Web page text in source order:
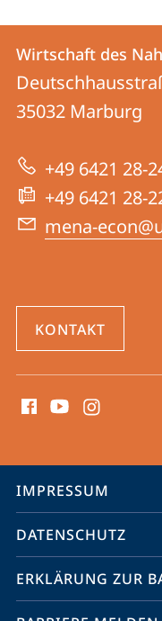
Kontakt
und
Informationen
zur
Website
Wirtschaft
des
Nahen
und
Mittleren
Ostens
Wirtschaft des
35032 Marburg
+49 6421 28-
+49 6421 28-
mena-
KONTAKT
Media
Service-
Navigation
IMPRESSUM
DATENSCHUTZ
ERKLÄRUNG ZUR